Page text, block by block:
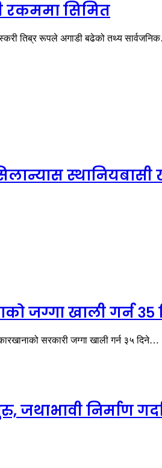
रकममा सिमित
तिब्र रूपले अगाडी बढेको तथ्य
स्थानियबासी
जग्गा खाली गर्न
सरकारी जग्गा खाली गर्न ३५ दिने…
जथाभावी निर्माण